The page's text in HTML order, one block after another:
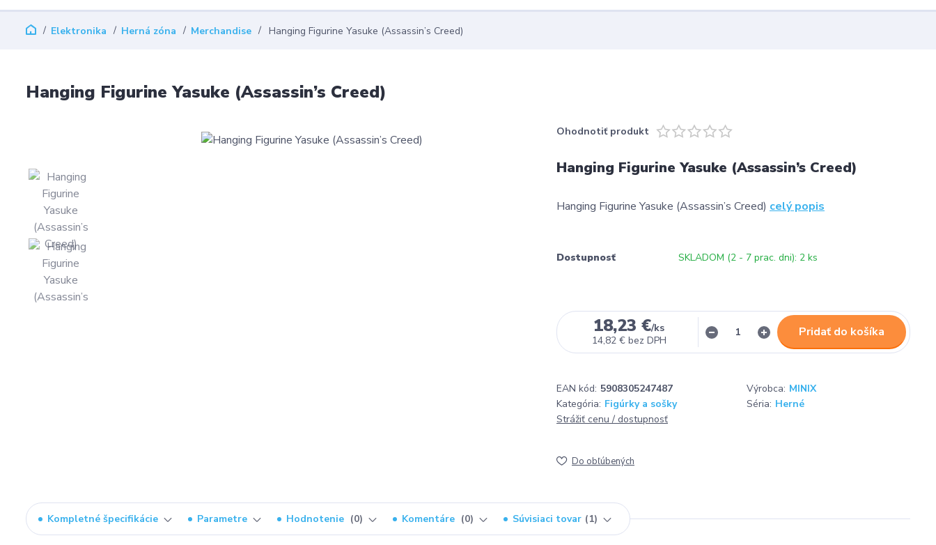
Elektronika Herná zóna Merchandise Hanging Figurine Yasuke (Assassin’s Creed)
Hanging Figurine Yasuke (Assassin’s Creed)
Ohodnotiť produkt
Hanging Figurine Yasuke (Assassin’s Creed)
Hanging Figurine Yasuke (Assassin’s Creed) celý popis
Dostupnosť SKLADOM (2 - 7 prac. dni): 2 ks
18,23 €/ks
14,82 € bez DPH
Pridať do košíka
EAN kód: 5908305247487 Výrobca: MINIX
Kategória: Figúrky a sošky Séria: Herné
Strážiť cenu / dostupnosť
Do obľúbených
Kompletné špecifikácie Parametre Hodnotenie 0 Komentáre 0 Súvisiaci tovar 1